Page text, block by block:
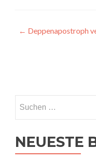
← Deppenapostroph
NEUESTE